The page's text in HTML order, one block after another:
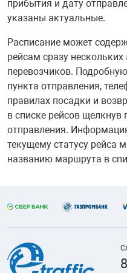
прибытия и дату
указаны актуальные.
Расписание может
рейсам сразу
перевозчиков.
пункта отправления,
правилах посадки и
в списке рейсов щелкнув
отправления.
текущему статусу рейса
названию маршрута в